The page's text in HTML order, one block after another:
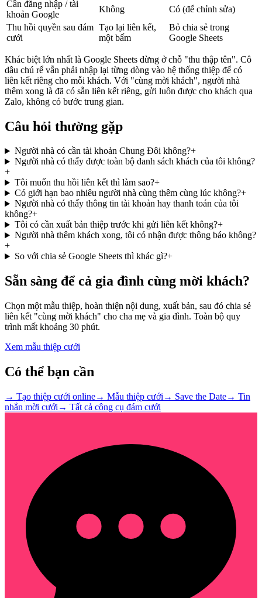
Cần đăng nhập / tài
khoản Google
Không
Có (để chỉnh sửa)
Thu hồi quyền sau đám
cưới
Tạo lại liên kết,
một bấm
Bỏ chia sẻ trong
Google Sheets
Khác biệt lớn nhất là Google Sheets dừng ở chỗ "thu thập tên". Cô
dâu chú rể vẫn phải nhập lại từng dòng vào hệ thống thiệp để có
liên kết riêng cho mỗi khách. Với "cùng mời khách", người nhà
thêm xong là đã có sẵn liên kết riêng, gửi luôn được cho khách qua
Zalo, không có bước trung gian.
Câu hỏi thường gặp
Người nhà có cần tài khoản Chung Đôi không?+
Người nhà có thấy được toàn bộ danh sách khách của tôi không?
+
Tôi muốn thu hồi liên kết thì làm sao?+
Có giới hạn bao nhiêu người nhà cùng thêm cùng lúc không?+
Người nhà có thấy thông tin tài khoản hay thanh toán của tôi
không?+
Tôi có cần xuất bản thiệp trước khi gửi liên kết không?+
Người nhà thêm khách xong, tôi có nhận được thông báo không?
+
So với chia sẻ Google Sheets thì khác gì?+
Sẵn sàng để cả gia đình cùng mời khách?
Chọn một mẫu thiệp, hoàn thiện nội dung, xuất bản, sau đó chia sẻ
liên kết "cùng mời khách" cho cha mẹ và gia đình. Toàn bộ quy
trình mất khoảng 30 phút.
Xem mẫu thiệp cưới
Có thể bạn cần
→ Tạo thiệp cưới online→ Mẫu thiệp cưới → Save the Date→ Tin
nhắn mời cưới → Tất cả công cụ đám cưới